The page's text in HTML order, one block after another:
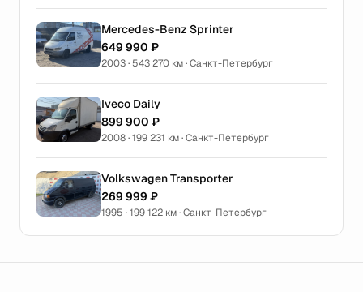
Mercedes-Benz Sprinter
649 990 ₽
2003 · 543 270 км · Санкт-Петербург
Iveco Daily
899 900 ₽
2008 · 199 231 км · Санкт-Петербург
Volkswagen Transporter
269 999 ₽
1995 · 199 122 км · Санкт-Петербург